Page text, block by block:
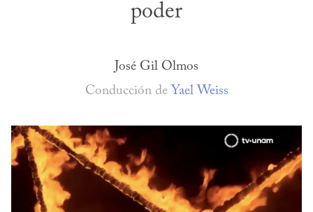
poder
José Gil Olmos
Conducción de Yael Weiss